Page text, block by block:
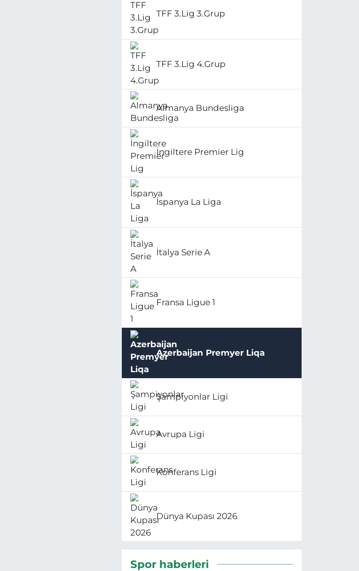
TFF 3.Lig 3.Grup
TFF 3.Lig 4.Grup
Almanya Bundesliga
İngiltere Premier Lig
İspanya La Liga
İtalya Serie A
Fransa Ligue 1
Azerbaijan Premyer Liqa
Şampiyonlar Ligi
Avrupa Ligi
Konferans Ligi
Dünya Kupası 2026
Spor haberleri